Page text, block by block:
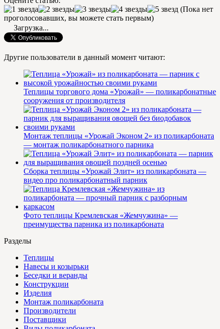
(Пока нет
проголосовавших, вы можете стать первым)
Загрузка...
Другие пользователи в данный момент читают:
Теплицы торгового дома «Урожай» — поликарбонатные
сооружения от производителя
Монтаж теплицы «Урожай Эконом 2» из поликарбоната
— монтаж поликарбонатного парника
Сборка теплицы «Урожай Элит» из поликарбоната —
видео про поликарбонатный парник
Фото теплицы Кремлевская «Жемчужина» —
преимущества парника из поликарбоната
Разделы
Теплицы
Навесы и козырьки
Беседки и веранды
Конструкции
Изделия
Монтаж поликарбоната
Производители
Поставщики